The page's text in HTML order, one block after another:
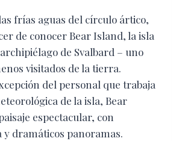
frías aguas del círculo ártico,
de conocer Bear Island, la isla
de Svalbard – uno
visitados de la tierra.
del personal que trabaja
de la isla, Bear
espectacular, con
dramáticos panoramas.